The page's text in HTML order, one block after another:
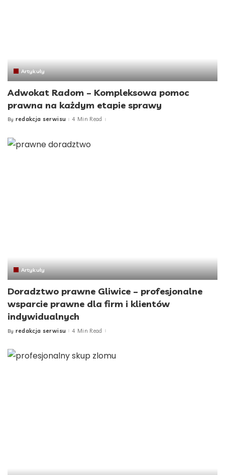
Artykuły
Adwokat Radom – Kompleksowa pomoc
prawna na każdym etapie sprawy
Posted
By redakcja serwisu 4 Min Read
Artykuły
Doradztwo prawne Gliwice – profesjonalne
wsparcie prawne dla firm i klientów
indywidualnych
Posted
By redakcja serwisu 4 Min Read